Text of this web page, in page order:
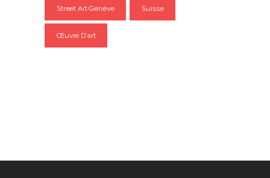
Street Art Genève Suisse
Œuvre D'art